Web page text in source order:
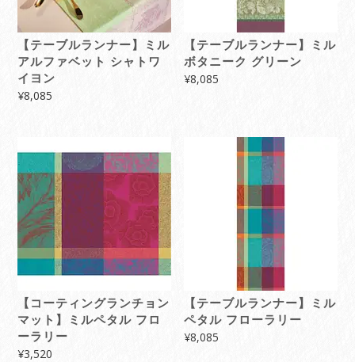
【テーブルランナー】ミル
アルファベット シャトワ
イヨン
¥8,085
【テーブルランナー】ミル
ボタニーク グリーン
¥8,085
【コーティングランチョン
マット】ミルペタル フロ
ーラリー
¥3,520
【テーブルランナー】ミル
ペタル フローラリー
¥8,085